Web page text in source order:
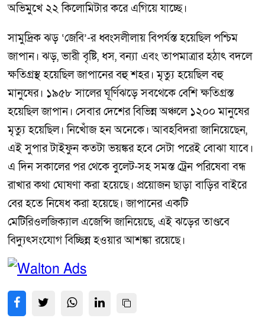
অভিমুখে ২২ কিলোমিটার করে এগিয়ে যাচ্ছে।
সামুদ্রিক ঝড় ‘জেবি’-র ধ্বংসলীলায় বিপর্যস্ত হয়েছিল পশ্চিম
জাপান। ঝড়, ভারী বৃষ্টি, ধস, বন্যা এবং তাপমাত্রার হঠাৎ বদলে
ক্ষতিগ্রস্থ হয়েছিল জাপানের বহু শহর। মৃত্যু হয়েছিল বহু
মানুষের। ১৯৫৮ সালের ঘূর্ণিঝড়ে সবথেকে বেশি ক্ষতিগ্রস্ত
হয়েছিল জাপান। সেবার দেশের বিভিন্ন অঞ্চলে ১২০০ মানুষের
মৃত্যু হয়েছিল। নিখোঁজ হন অনেকে। আবহবিদরা জানিয়েছেন,
এই সুপার টাইফুন কতটা ভয়ঙ্কর হবে সেটা পরেই বোঝা যাবে।
এ দিন সকালের পর থেকে বুলেট-সহ সমস্ত ট্রেন পরিষেবা বন্ধ
রাখার কথা ঘোষণা করা হয়েছে। প্রয়োজন ছাড়া বাড়ির বাইরে
বের হতে নিষেধ করা হয়েছে। জাপানের একটি
মেটিরিওলজিক্যাল এজেন্সি জানিয়েছে, এই ঝড়ের তাণ্ডবে
বিদ্যুৎসংযোগ বিচ্ছিন্ন হওয়ার আশঙ্কা রয়েছে।